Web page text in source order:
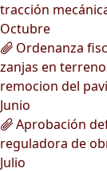
tracción
Octubre
Ordenanza
zanjas en
remocion del
Junio
Aprobación
reguladora de
Julio